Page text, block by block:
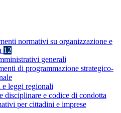
normativi su organizzazione e
12
generali
di programmazione strategico-
e leggi regionali
disciplinare e codice di condotta
per cittadini e imprese